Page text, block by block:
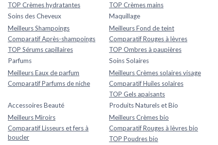
TOP Crèmes hydratantes
TOP Crèmes mains
Soins des Cheveux
Meilleurs Shampoings
Comparatif Après-shampoings
TOP Sérums capillaires
Maquillage
Meilleurs Fond de teint
Comparatif Rouges à lèvres
TOP Ombres à paupières
Parfums
Meilleurs Eaux de parfum
Comparatif Parfums de niche
Soins Solaires
Meilleurs Crèmes solaires visage
Comparatif Huiles solaires
TOP Gels apaisants
Accessoires Beauté
Meilleurs Miroirs
Comparatif Lisseurs et fers à
boucler
Produits Naturels et Bio
Meilleurs Crèmes bio
Comparatif Rouges à lèvres bio
TOP Poudres bio